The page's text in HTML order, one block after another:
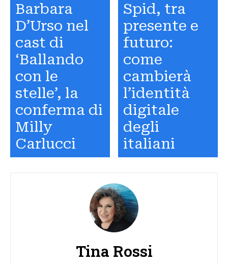
Barbara
D’Urso nel
cast di
‘Ballando
con le
stelle’, la
conferma di
Milly
Carlucci
Spid, tra
presente e
futuro:
come
cambierà
l’identità
digitale
degli
italiani
Tina Rossi